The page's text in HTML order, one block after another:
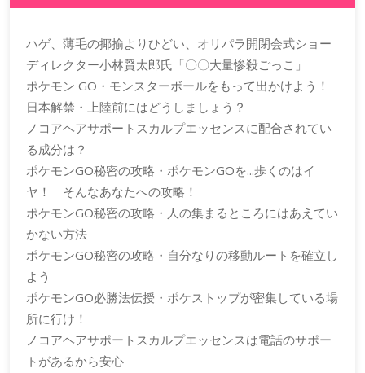
ハゲ、薄毛の揶揄よりひどい、オリパラ開閉会式ショー
ディレクター小林賢太郎氏「〇〇大量惨殺ごっこ」
ポケモン GO・モンスターボールをもって出かけよう！
日本解禁・上陸前にはどうしましょう？
ノコアヘアサポートスカルプエッセンスに配合されてい
る成分は？
ポケモンGO秘密の攻略・ポケモンGOを...歩くのはイ
ヤ！ そんなあなたへの攻略！
ポケモンGO秘密の攻略・人の集まるところにはあえてい
かない方法
ポケモンGO秘密の攻略・自分なりの移動ルートを確立し
よう
ポケモンGO必勝法伝授・ポケストップが密集している場
所に行け！
ノコアヘアサポートスカルプエッセンスは電話のサポー
トがあるから安心